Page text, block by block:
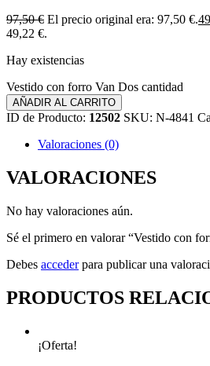
97,50€ El precio original era: 97,50 €.
49,22 €.
Hay existencias
Vestido con forro Van Dos cantidad
AÑADIR AL CARRITO
ID de Producto: 12502 SKU: N-4841
Valoraciones (0)
VALORACIONES
No hay valoraciones aún.
Sé el primero en valorar “Vestido con
Debes accederpara publicar una
PRODUCTOS
¡Oferta!